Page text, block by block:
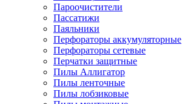
Пароочистители
Пассатижи
Паяльники
Перфораторы аккумуляторные
Перфораторы сетевые
Перчатки защитные
Пилы Аллигатор
Пилы ленточные
Пилы лобзиковые